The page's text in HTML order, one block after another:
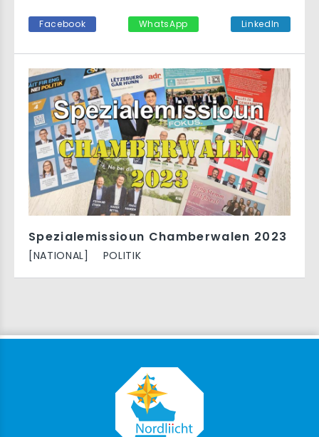
Spezialemissioun Chamberwalen 2023
[NATIONAL] POLITIK
Facebook WhatsApp LinkedIn